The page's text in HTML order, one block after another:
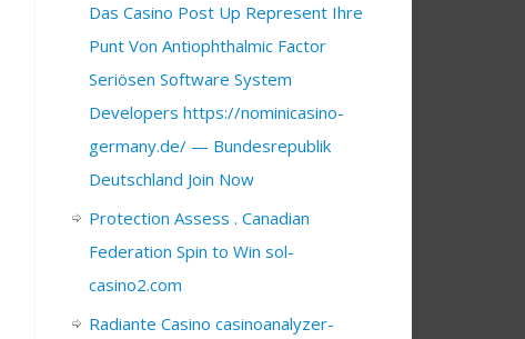
Das Casino Post Up Represent Ihre
Punt Von Antiophthalmic Factor
Seriösen Software System
Developers https://nominicasino-
germany.de/ — Bundesrepublik
Deutschland Join Now
Protection Assess . Canadian
Federation Spin to Win sol-
casino2.com
Radiante Casino casinoanalyzer-